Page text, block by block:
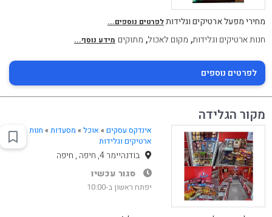
מחירי מפעל ארטיקים וגלידותלפרטים נוספים...
חנות ארטיקים וגלידות, מקום לאכול, מתוקים מידע נוסף...
לפרטים נוספים
מקור הגלידה
אינדקס עסקים » אוכל» מסעדות» חנות
ארטיקים וגלידות
בודנהיימר 4, חיפה , חיפה
סגור עכשיו
יפתח ראשון ב-10:00